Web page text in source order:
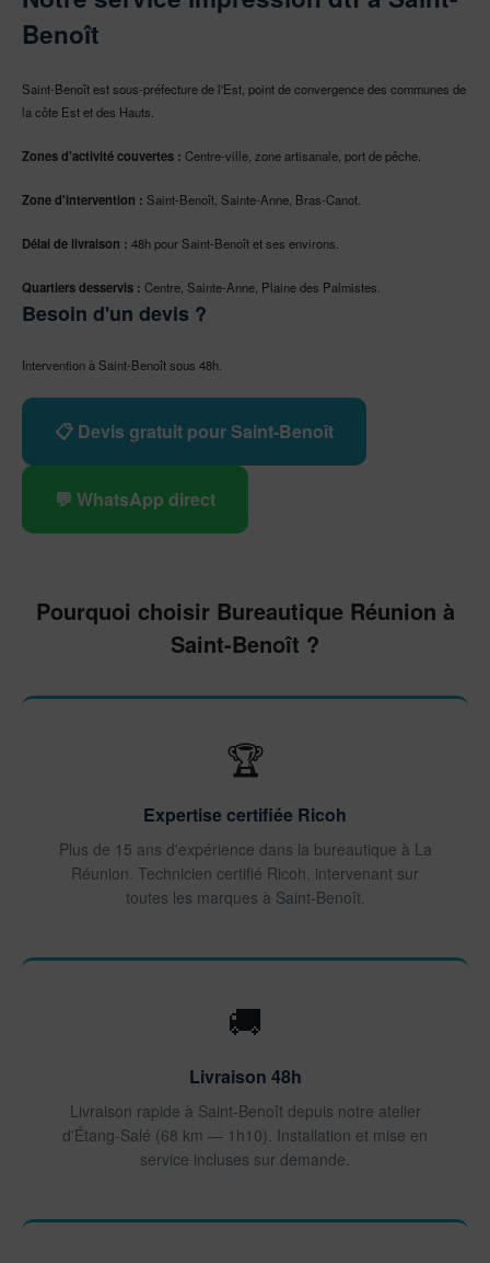
Benoît
Saint-Benoît est sous-préfecture de l'Est, point de convergence des communes de
la côte Est et des Hauts.
Zones d'activité couvertes : Centre-ville, zone artisanale, port de pêche.
Zone d'intervention : Saint-Benoît, Sainte-Anne, Bras-Canot.
Délai de livraison : 48h pour Saint-Benoît et ses environs.
Quartiers desservis : Centre, Sainte-Anne, Plaine des Palmistes.
Besoin d'un devis ?
Intervention à Saint-Benoît sous 48h.
📋 Devis gratuit pour Saint-Benoît
💬 WhatsApp direct
Pourquoi choisir Bureautique Réunion à
Saint-Benoît ?
🏆
Expertise certifiée Ricoh
Plus de 15 ans d'expérience dans la bureautique à La
Réunion. Technicien certifié Ricoh, intervenant sur
toutes les marques à Saint-Benoît.
🚚
Livraison 48h
Livraison rapide à Saint-Benoît depuis notre atelier
d'Étang-Salé (68 km — 1h10). Installation et mise en
service incluses sur demande.